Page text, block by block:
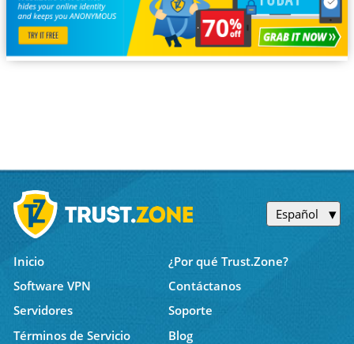
Español
Inicio
¿Por qué Trust.Zone?
Software VPN
Contáctanos
Servidores
Soporte
Términos de Servicio
Blog